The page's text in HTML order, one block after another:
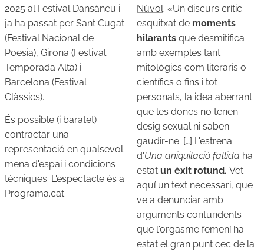
2025 al Festival Dansàneu i
ja ha passat per Sant Cugat
(Festival Nacional de
Poesia), Girona (Festival
Temporada Alta) i
Barcelona (Festival
Clàssics)..
És possible (i baratet)
contractar una
representació en qualsevol
mena d'espai i condicions
tècniques. L'espectacle és a
Programa.cat.
Núvol: «Un discurs crític
esquitxat de moments
hilarants que desmitifica
amb exemples tant
mitològics com literaris o
científics o fins i tot
personals, la idea aberrant
que les dones no tenen
desig sexual ni saben
gaudir-ne. […] L'estrena
d'Una aniquilació fallida ha
estat un èxit rotund. Vet
aquí un text necessari, que
ve a denunciar amb
arguments contundents
que l'orgasme femení ha
estat el gran punt cec de la